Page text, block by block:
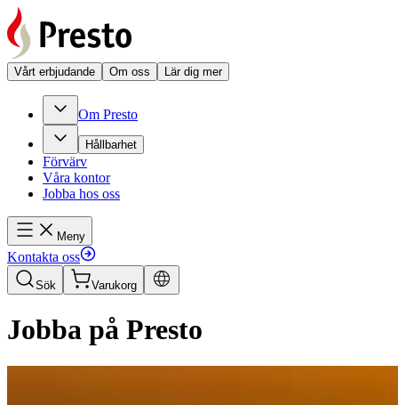
Vårt erbjudande Om oss Lär dig mer
Om Presto
Hållbarhet
Förvärv
Våra kontor
Jobba hos oss
Meny
Kontakta oss
Sök Varukorg
Jobba på Presto